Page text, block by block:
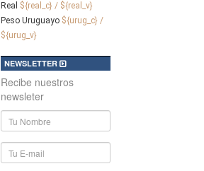
Real ${real_c} / ${real_v}
Peso Uruguayo ${urug_c} /
${urug_v}
NEWSLETTER
Recibe nuestros
newsleter
Nombre
y
Apellido
E-
mail